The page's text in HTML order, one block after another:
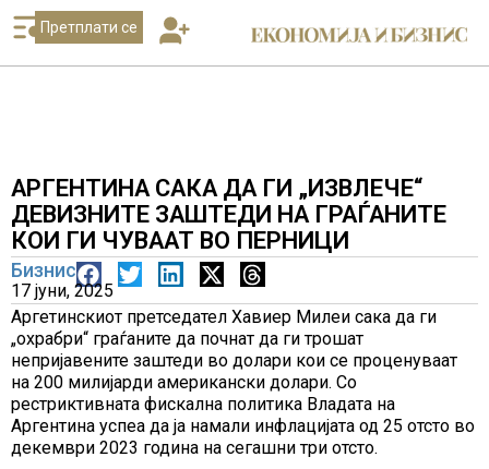
Претплати се
АРГЕНТИНА САКА ДА ГИ „ИЗВЛЕЧЕ“
ДЕВИЗНИТЕ ЗАШТЕДИ НА ГРАЃАНИТЕ
КОИ ГИ ЧУВААТ ВО ПЕРНИЦИ
Бизнис
17 јуни, 2025
Аргетинскиот претседател Хавиер Милеи сака да ги
„охрабри“ граѓаните да почнат да ги трошат
непријавените заштеди во долари кои се проценуваат
на 200 милијарди американски долари. Со
рестриктивната фискална политика Владата на
Аргентина успеа да ја намали инфлацијата од 25 отсто во
декември 2023 година на сегашни три отсто.